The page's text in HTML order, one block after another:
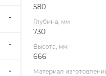
12
580
Глубина, мм
730
Высота, мм
666
Материал